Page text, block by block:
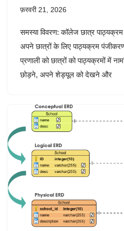
फ़रवरी 21, 2026
समस्या विवरण: कॉलेज छात्र
अपने छात्रों के लिए पाठ्यक्रम पंजीकरण
प्रणाली को छात्रों को पाठ्यक्रमों में
छोड़ने, अपने शेड्यूल को देखने और